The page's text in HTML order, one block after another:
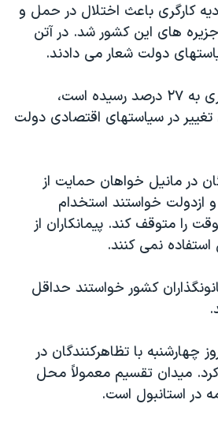
رهبری ایران
نوبل صلح
چین
کارگری باعث اختلال در حمل و
های این کشور شد. در آتن
دولت شعار می دادند.
در اسپانیا که نرخ بیکاری به ۲۷ درصد رسیده است،
تغییر در سیاستهای اقتصادی دولت
در مانیل خواهان حمایت از
خواستند استخدام
را متوقف کند. پیمانکاران از
نمی کنند.
کشور خواستند حداقل
چهارشنبه با تظاهرکنندگان در
میدان تقسیم معمولاً محل
در استانبول است.